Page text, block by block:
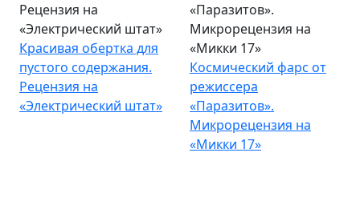
Рецензия на
«Электрический штат»
Красивая обертка для
пустого содержания.
Рецензия на
«Электрический штат»
«Паразитов».
Микрорецензия на
«Микки 17»
Космический фарс от
режиссера
«Паразитов».
Микрорецензия на
«Микки 17»